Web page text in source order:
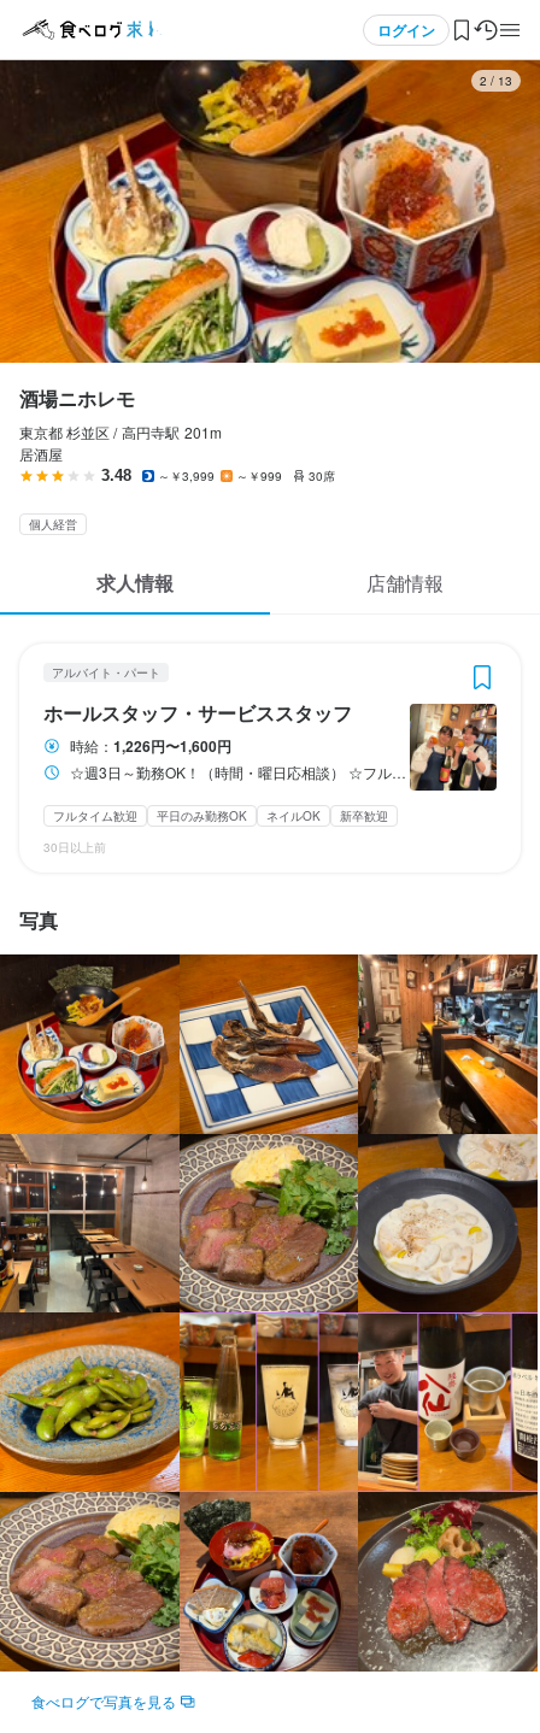
ログイン
ログイン・無料会員登録
食べログ求人TOP
求人検索
マイページ管理
気になる求人
検索履歴・保存した条件
ヘルプ・お問い合わせフォーム
掲載をご検討の店舗様へ
食べログ求人PRESS
プライバシーポリシー
3 / 13
酒場ニホレモ
東京都 杉並区 / 高円寺駅 201m
居酒屋
3.48 ～￥3,999 ～￥999 30席
個人経営
求人情報 店舗情報
アルバイト・パート
ホールスタッフ・サービススタッフ
時給： 1,226円〜1,600円
☆週3日～勤務OK！（時間・曜日応相談） ☆フルタイムで働ける方は、特に大歓迎！ ☆午後のみOK！（昼～夕方まで入れる方歓迎） ☆ランチのみ・ディナーのみOK ☆平日のみ（土日祝休み）もOK ⭐︎平日ランチタイム、土日入れる方大歓迎！
フルタイム歓迎 平日のみ勤務OK ネイルOK
新卒歓迎
30日以上前
写真
食べログで写真を見る
ホールスタッフ・サービススタッフ
ホールスタッフ・サービススタッフ
成長に応じて時給アップします！
給与補足
交通費支給
勤務時間
☆週3日～勤務OK！（時間・曜日応相談）
☆フルタイムで働ける方は、特に大歓迎！
☆午後のみOK！（昼～夕方まで入れる方歓迎）
☆ランチのみ・ディナーのみOK
☆平日のみ（土日祝休み）もOK
⭐︎平日ランチタイム、土日入れる方大歓迎！
ランチタイムのみ勤務OK 終電考慮あり ダブルワーク・副業OK
時短社員制度あり
長期勤務歓迎 週1日からOK 週2日からOK
週4日以上OK
シフト制
固定シフト制(決まった時間・曜日に働ける)
自由シフト制(毎回、時間・曜日を選べる)
休日・休暇
半月ごとのシフト制
月8日以上休みあり 平日のみ勤務OK(土日休み)
土日祝のみ勤務OK
産休・育休制度あり
待遇
応募画面へ進む